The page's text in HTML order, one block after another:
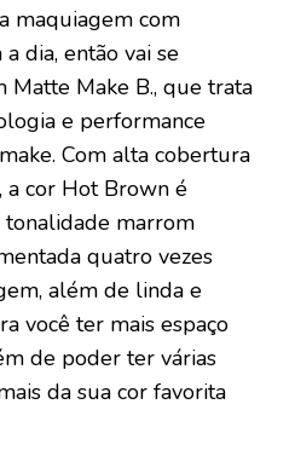
maquiagem com
dia, então vai se
Matte Make B., que trata
e performance
Com alta cobertura
a cor Hot Brown é
marrom
quatro vezes
além de linda e
você ter mais espaço
de poder ter várias
da sua cor favorita